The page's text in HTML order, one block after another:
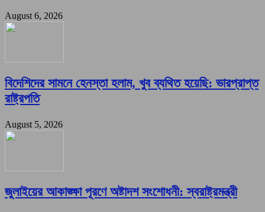
August 6, 2026
বিদেশিদের সামনে হেনস্তা হলাম, খুব ব্যথিত হয়েছি: ভারপ্রাপ্ত
রাষ্ট্রপতি
August 5, 2026
জুলাইয়ের আকাঙ্ক্ষা পূরণে অষ্টাদশ সংশোধনী: স্বরাষ্ট্রমন্ত্রী